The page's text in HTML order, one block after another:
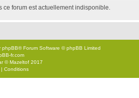
ce forum est actuellement indisponible.
phpBB® Forum Software © phpBB Limited
fr.com
©Mazeltof 2017
| Conditions